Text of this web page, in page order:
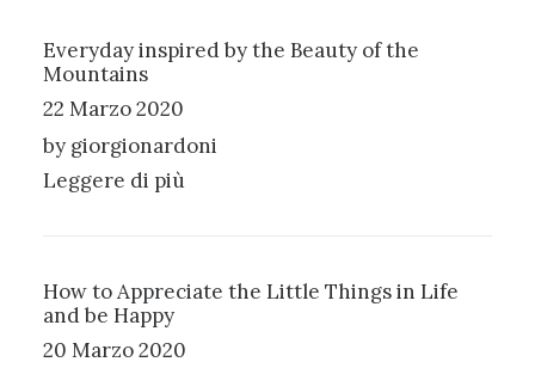
Everyday inspired by the Beauty of the
Mountains
22 Marzo 2020
by giorgionardoni
Leggere di più
How to Appreciate the Little Things in Life
and be Happy
20 Marzo 2020